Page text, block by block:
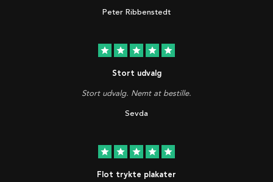
Peter Ribbenstedt
star star star star star
Stort udvalg
Stort udvalg. Nemt at bestille.
Sevda
star star star star star
Flot trykte plakater